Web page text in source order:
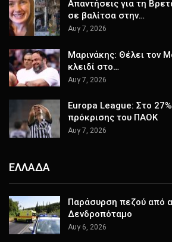
Απαντήσεις για τη
σε βαλίτσα στην…
Αυγ 7, 2026
Μαρινάκης: Θέλει τον
κλειδί στο…
Αυγ 7, 2026
Europa League: Στο
πρόκρισης του ΠΑΟΚ
Αυγ 7, 2026
ΕΛΛΑΔΑ
Παράσυρση πεζού από
Δενδροπόταμο
Αυγ 6, 2026